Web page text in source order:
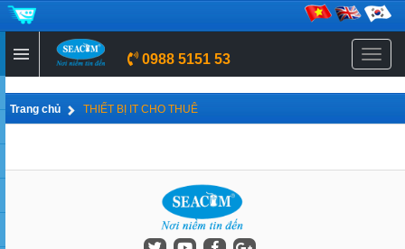
Menu
0988 5151 53
Trang chủ THIẾT BỊ IT CHO THUÊ